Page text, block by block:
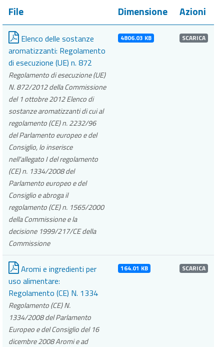
File Dimensione Azioni
Elenco delle sostanze
aromatizzanti: Regolamento
di esecuzione (UE) n. 872
Regolamento di esecuzione (UE)
N. 872/2012 della Commissione
del 1 ottobre 2012 Elenco di
sostanze aromatizzanti di cui al
regolamento (CE) n. 2232/96
del Parlamento europeo e del
Consiglio, lo inserisce
nell'allegato I del regolamento
(CE) n. 1334/2008 del
Parlamento europeo e del
Consiglio e abroga il
regolamento (CE) n. 1565/2000
della Commissione e la
decisione 1999/217/CE della
Commissione
4806.03 KB SCARICA
Aromi e ingredienti per
uso alimentare:
Regolamento (CE) N. 1334
Regolamento (CE) N.
1334/2008 del Parlamento
Europeo e del Consiglio del 16
dicembre 2008 Aromi e ad
164.01 KB SCARICA